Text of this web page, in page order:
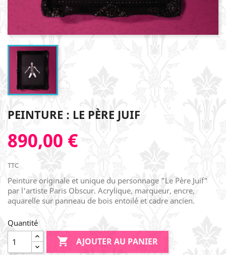
PEINTURE : LE PÈRE JUIF
890,00 €
TTC
Peinture originale et unique du personnage "Le Père Juif"
par l'artiste Paris Obscur. Acrylique, marqueur, encre,
aquarelle sur panneau de bois entoilé et cadre ancien.
Quantité
 AJOUTER AU PANIER